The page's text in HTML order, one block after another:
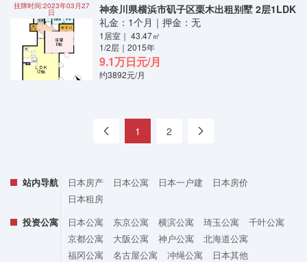
挂牌时间:2023年03月27
日
神奈川県横浜市矶子区栗木出租别墅 2层1LDK
礼金：1个月｜押金：无
1居室｜ 43.47㎡
1/2层｜2015年
9.1万日元/月
约3892元/月
« 1 2 »
站内导航 日本房产 日本公寓 日本一户建
日本房价
日本租房
投资公寓
日本公寓 东京公寓 横滨公寓 琦玉公寓
千叶公寓
京都公寓
大阪公寓 神户公寓
北海道公寓
福冈公寓
名古屋公寓 冲绳公寓
日本其他